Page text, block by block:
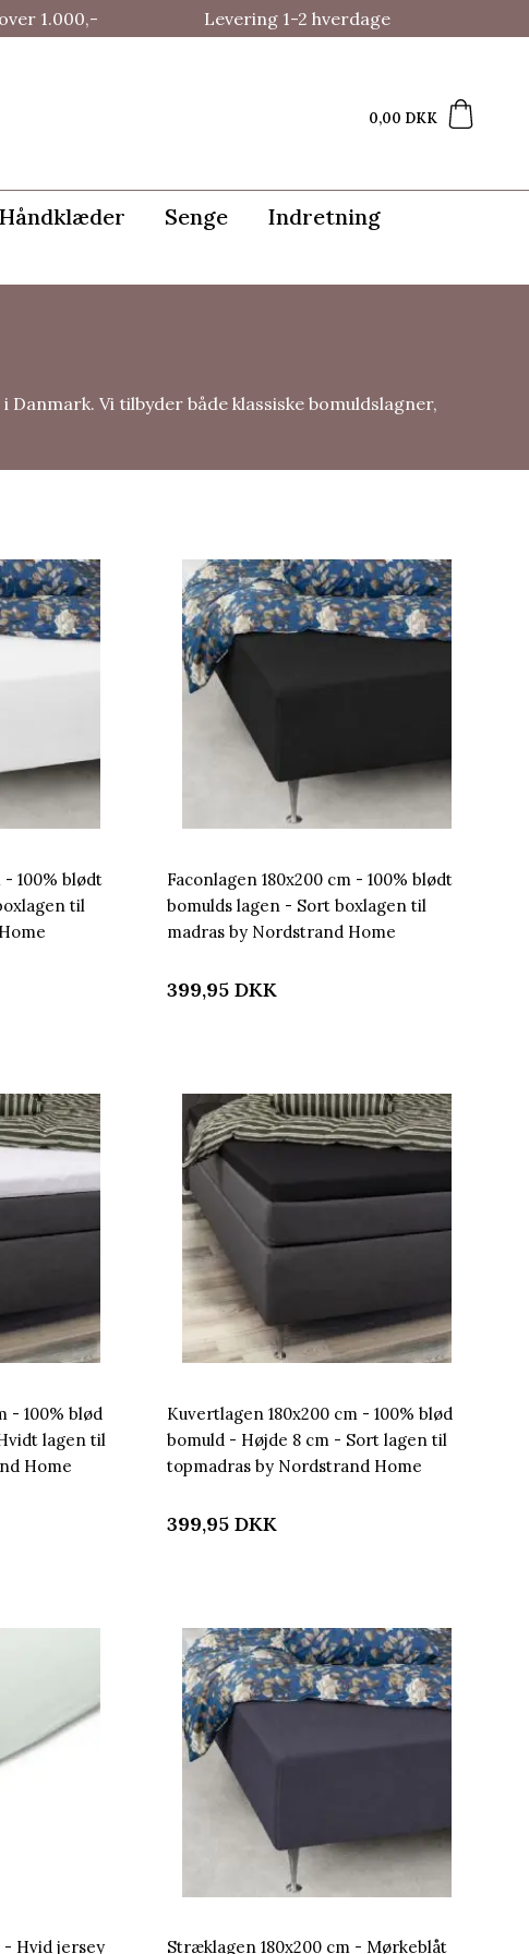
1.000,- Levering 1-2 hverdage
0,00 DKK
Håndklæder Senge Indretning
Vi tilbyder både klassiske bomuldslagner,
- 100% blødt
til
Faconlagen 180x200 cm - 100% blødt
bomulds lagen - Sort boxlagen til
madras by Nordstrand Home
399,95 DKK
- 100% blød
lagen til
Home
Kuvertlagen 180x200 cm - 100% blød
bomuld - Højde 8 cm - Sort lagen til
topmadras by Nordstrand Home
399,95 DKK
- Hvid jersey Stræklagen 180x200 cm - Mørkeblåt